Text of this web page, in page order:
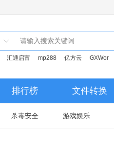
汇通启富 mp288 亿方云 GXWor
排行榜 文件转换
杀毒安全 游戏娱乐